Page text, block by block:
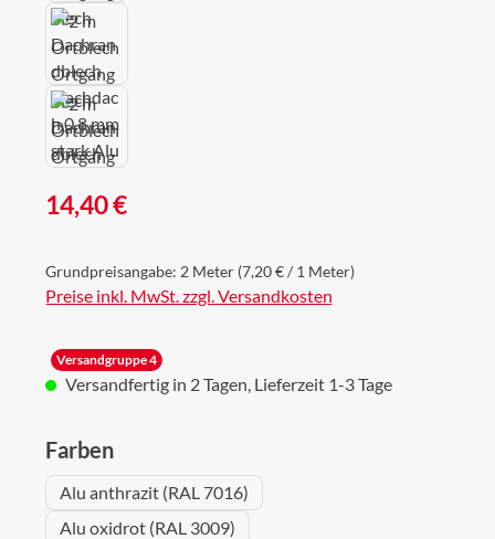
Regulärer Preis:
14,40 €
Grundpreisangabe: 2 Meter (7,20 € / 1 Meter)
Preise inkl. MwSt. zzgl. Versandkosten
Versandgruppe 4
Versandfertig in 2 Tagen, Lieferzeit 1-3 Tage
Farbenauswählen
Alu anthrazit (RAL 7016)
Alu oxidrot (RAL 3009)